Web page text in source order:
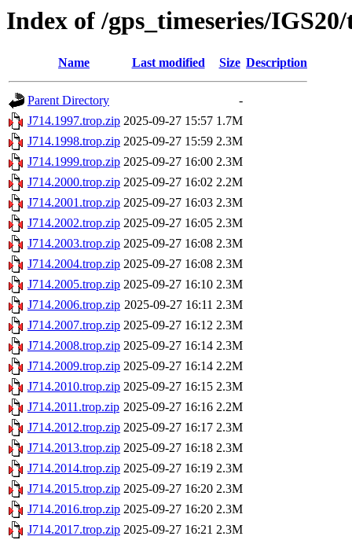
Index of /gps_timeseries/
Name Last modified Size Description
Parent Directory
-
J714.1997.trop.zip 2025-09-27 15:57 1.7M
J714.1998.trop.zip 2025-09-27 15:59 2.3M
J714.1999.trop.zip 2025-09-27 16:00 2.3M
J714.2000.trop.zip 2025-09-27 16:02 2.2M
J714.2001.trop.zip 2025-09-27 16:03 2.3M
J714.2002.trop.zip 2025-09-27 16:05 2.3M
J714.2003.trop.zip 2025-09-27 16:08 2.3M
J714.2004.trop.zip 2025-09-27 16:08 2.3M
J714.2005.trop.zip 2025-09-27 16:10 2.3M
J714.2006.trop.zip 2025-09-27 16:11 2.3M
J714.2007.trop.zip 2025-09-27 16:12 2.3M
J714.2008.trop.zip 2025-09-27 16:14 2.3M
J714.2009.trop.zip 2025-09-27 16:14 2.2M
J714.2010.trop.zip 2025-09-27 16:15 2.3M
J714.2011.trop.zip 2025-09-27 16:16 2.2M
J714.2012.trop.zip 2025-09-27 16:17 2.3M
J714.2013.trop.zip 2025-09-27 16:18 2.3M
J714.2014.trop.zip 2025-09-27 16:19 2.3M
J714.2015.trop.zip 2025-09-27 16:20 2.3M
J714.2016.trop.zip 2025-09-27 16:20 2.3M
J714.2017.trop.zip 2025-09-27 16:21 2.3M